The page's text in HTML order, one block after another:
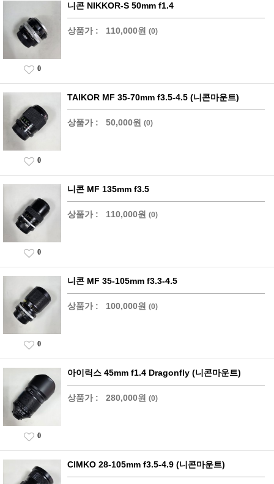
니콘 NIKKOR-S 50mm f1.4
상품가 : 110,000원 (0)
0
TAIKOR MF 35-70mm f3.5-4.5 (니콘마운트)
상품가 : 50,000원 (0)
0
니콘 MF 135mm f3.5
상품가 : 110,000원 (0)
0
니콘 MF 35-105mm f3.3-4.5
상품가 : 100,000원 (0)
0
아이릭스 45mm f1.4 Dragonfly (니콘마운트)
상품가 : 280,000원 (0)
0
CIMKO 28-105mm f3.5-4.9 (니콘마운트)